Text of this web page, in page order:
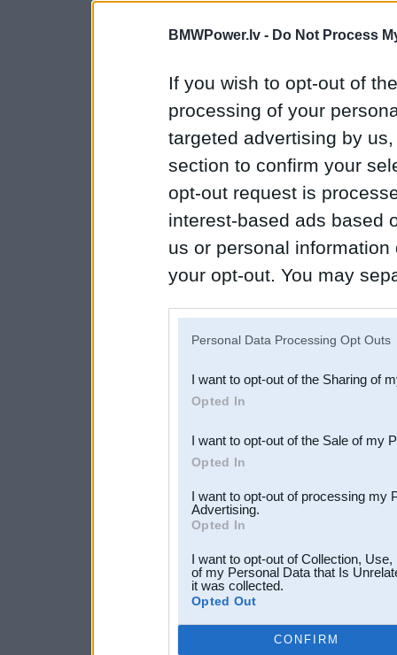
BMWPower.lv - Do Not Process
If you wish to opt-out of
processing of your
targeted advertising by
section to confirm your
opt-out request is
interest-based ads based
us or personal
your opt-out. You may
Downstream Participants
third parties.
Personal Data Processing Opt Outs
I want to opt-out of the Sharing of
Opted In
I want to opt-out of the Sale of my
Opted In
I want to opt-out of processing my
Advertising.
Opted In
I want to opt-out of Collection,
of my Personal Data that Is
it was collected.
Opted Out
CONFIRM